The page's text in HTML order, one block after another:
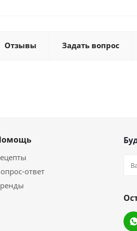
Отзывы Задать вопрос
ответ